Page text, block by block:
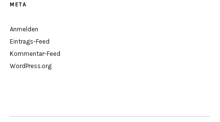
META
Anmelden
Eintrags-Feed
Kommentar-Feed
WordPress.org